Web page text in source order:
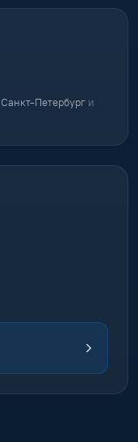
Петербург и